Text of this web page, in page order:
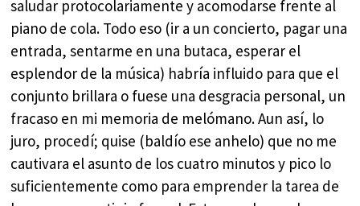
saludar protocolariamente y acomodarse frente al
piano de cola. Todo eso (ir a un concierto, pagar una
entrada, sentarme en una butaca, esperar el
esplendor de la música) habría influido para que el
conjunto brillara o fuese una desgracia personal, un
fracaso en mi memoria de melómano. Aun así, lo
juro, procedí; quise (baldío ese anhelo) que no me
cautivara el asunto de los cuatro minutos y pico lo
suficientemente como para emprender la tarea de